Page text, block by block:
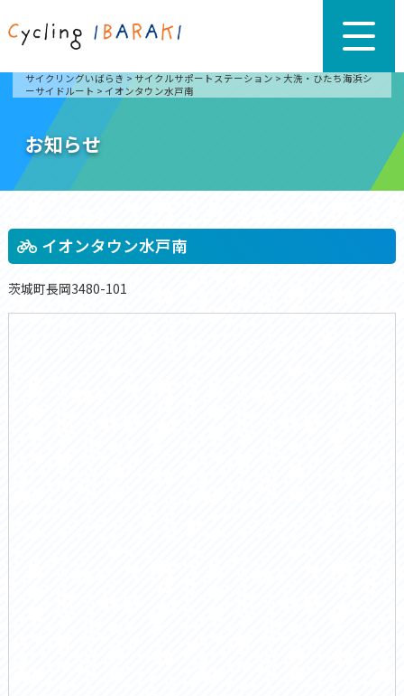
サイクリングいばらき > サイクルサポートステーション > 大洗・ひたち海浜シ
ーサイドルート > イオンタウン水戸南
お知らせ
イオンタウン水戸南
茨城町長岡3480-101